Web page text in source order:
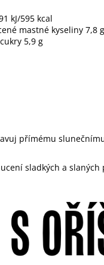
kJ/595 kcal
mastné kyseliny 7,8 g
5,9 g
přímému
sladkých a